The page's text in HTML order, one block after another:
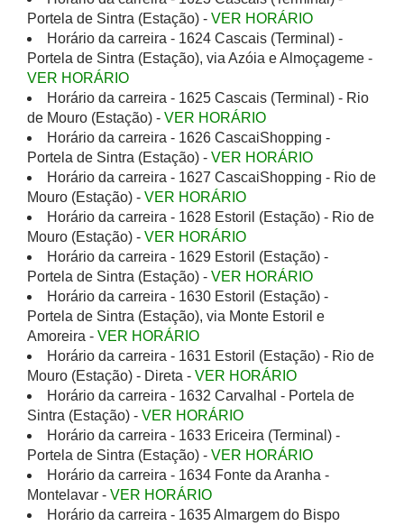
Portela de Sintra (Estação) - VER HORÁRIO
Horário da carreira - 1624 Cascais (Terminal) -
Portela de Sintra (Estação), via Azóia e Almoçageme -
VER HORÁRIO
Horário da carreira - 1625 Cascais (Terminal) - Rio
de Mouro (Estação) - VER HORÁRIO
Horário da carreira - 1626 CascaiShopping -
Portela de Sintra (Estação) - VER HORÁRIO
Horário da carreira - 1627 CascaiShopping - Rio de
Mouro (Estação) - VER HORÁRIO
Horário da carreira - 1628 Estoril (Estação) - Rio de
Mouro (Estação) - VER HORÁRIO
Horário da carreira - 1629 Estoril (Estação) -
Portela de Sintra (Estação) - VER HORÁRIO
Horário da carreira - 1630 Estoril (Estação) -
Portela de Sintra (Estação), via Monte Estoril e
Amoreira - VER HORÁRIO
Horário da carreira - 1631 Estoril (Estação) - Rio de
Mouro (Estação) - Direta - VER HORÁRIO
Horário da carreira - 1632 Carvalhal - Portela de
Sintra (Estação) - VER HORÁRIO
Horário da carreira - 1633 Ericeira (Terminal) -
Portela de Sintra (Estação) - VER HORÁRIO
Horário da carreira - 1634 Fonte da Aranha -
Montelavar - VER HORÁRIO
Horário da carreira - 1635 Almargem do Bispo